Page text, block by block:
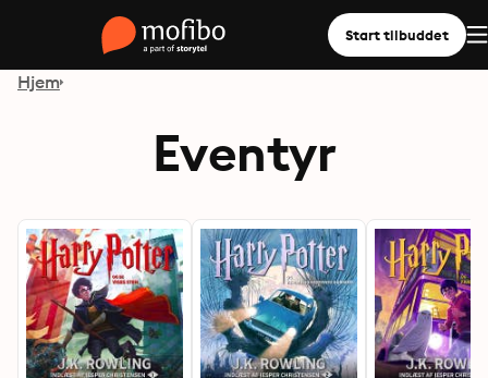
Start tilbuddet
Hjem
Eventyr